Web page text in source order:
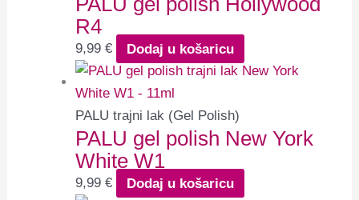
R4
9,99€ Dodaj u košaricu
PALU trajni lak (Gel Polish)
PALU gel polish New York
White W1
9,99€ Dodaj u košaricu